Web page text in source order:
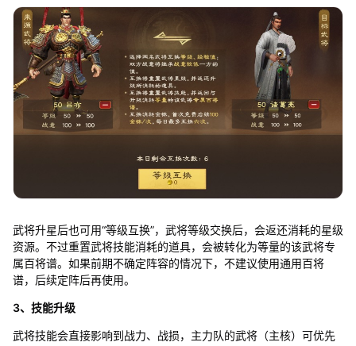
武将升星后也可用“等级互换”，武将等级交换后，会返还消耗的星级
资源。不过重置武将技能消耗的道具，会被转化为等量的该武将专
属百将谱。如果前期不确定阵容的情况下，不建议使用通用百将
谱，后续定阵后再使用。
3、技能升级
武将技能会直接影响到战力、战损，主力队的武将（主核）可优先